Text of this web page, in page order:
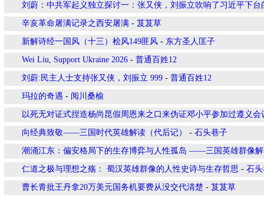
刘蔚：中共军起义独立探讨一：张又侠，刘振立吹响了习近平下台
辛亥革命屠满记录之西安屠满 - 芨芨草
新解诗经一国风（十三）桧风149匪风 - 东方圣人匡子
Wei Liu, Support Ukraine 2026 - 普通百姓12
刘蔚:民主人士支持张又侠，刘振立 999 - 普通百姓12
玛拉的奇遇 - 阅川桑榆
以死无对证式捏造杨尚昆假周恩来之口来伪证邓小平参加过遵义
向经典致敬——三国时代英雄解读（代后记） - 石头巷子
潮涌江东：偏安格局下的生存博弈与人性孤岛 ——三国英雄群像
仁道之极与理想之殇： 蜀汉英雄群像的人性史诗与生存哲思 - 石
曹长青批王丹拿20万美元国务机要费从没交代清楚 - 芨芨草